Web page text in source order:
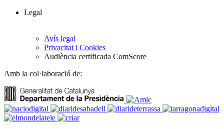
Legal
Avís legal
Privacitat i Cookies
Audiència certificada ComScore
Amb la col·laboració de: